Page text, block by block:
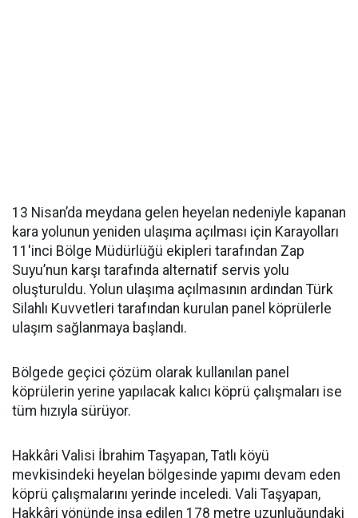
13 Nisan’da meydana gelen heyelan nedeniyle kapanan
kara yolunun yeniden ulaşıma açılması için Karayolları
11'inci Bölge Müdürlüğü ekipleri tarafından Zap
Suyu’nun karşı tarafında alternatif servis yolu
oluşturuldu. Yolun ulaşıma açılmasının ardından Türk
Silahlı Kuvvetleri tarafından kurulan panel köprülerle
ulaşım sağlanmaya başlandı.
Bölgede geçici çözüm olarak kullanılan panel
köprülerin yerine yapılacak kalıcı köprü çalışmaları ise
tüm hızıyla sürüyor.
Hakkâri Valisi İbrahim Taşyapan, Tatlı köyü
mevkisindeki heyelan bölgesinde yapımı devam eden
köprü çalışmalarını yerinde inceledi. Vali Taşyapan,
Hakkâri yönünde inşa edilen 178 metre uzunluğundaki